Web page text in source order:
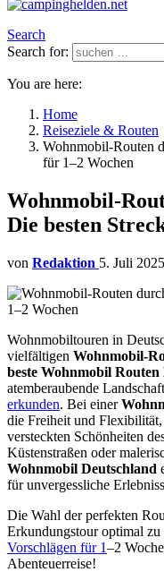
Search
Search for:
You are here:
Home
Reiseziele & Routen
Wohnmobil-Routen
für 1–2 Wochen
Wohnmobil-
Die besten
von Redaktion 5. Juli
Wohnmobiltouren in
vielfältigen Wohnmobil-
beste Wohnmobil Routen
atemberaubende
erkunden. Bei einer
die Freiheit und Flexibilität,
versteckten Schönheiten
Küstenstraßen oder
Wohnmobil Deutschland
für unvergessliche
Die Wahl der perfekten
Erkundungstour optimal zu
Vorschlägen für 1–2
Abenteuerreise!